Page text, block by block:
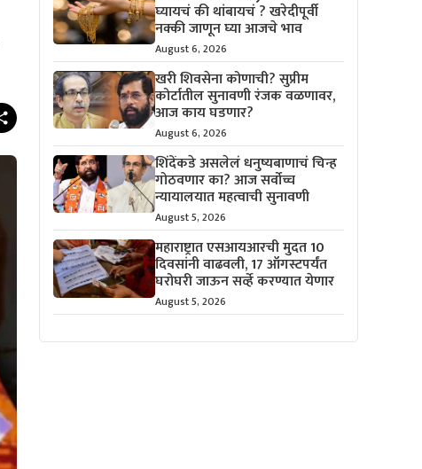
घ्यायचं की थांबायचं ? खरेदीपूर्वी
नक्की जाणून घ्या आजचे भाव
August 6, 2026
खरी शिवसेना कोणाची? सुप्रीम
कोर्टातील सुनावणी रंजक वळणावर,
आज काय घडणार?
August 6, 2026
शिंदेंकडे असलेलं धनुष्यबाणाचं चिन्ह
गोठवणार का? आज सर्वोच्च
न्यायालयात महत्वाची सुनावणी
August 5, 2026
महाराष्ट्रात एसआयआरची मुदत 10
दिवसांनी वाढवली, 17 ऑगस्टपर्यंत
घरोघरी जाऊन सर्व्हे करण्यात येणार
August 5, 2026